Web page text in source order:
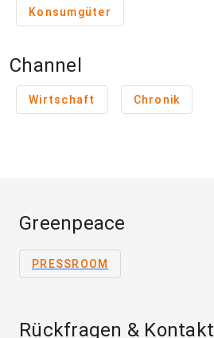
Konsumgüter
Channel
Wirtschaft Chronik
Greenpeace
PRESSROOM
Rückfragen & Kontakt